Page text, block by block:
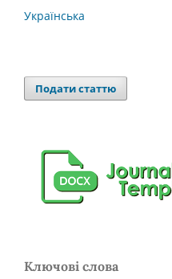
Українська
Подати статтю
Ключові слова